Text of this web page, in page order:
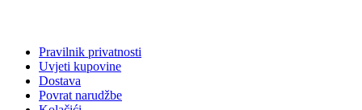
Pravilnik privatnosti
Uvjeti kupovine
Dostava
Povrat narudžbe